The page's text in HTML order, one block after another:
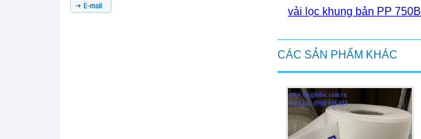
vải lọc khung bản PP 750B
CÁC SẢN PHẨM KHÁC